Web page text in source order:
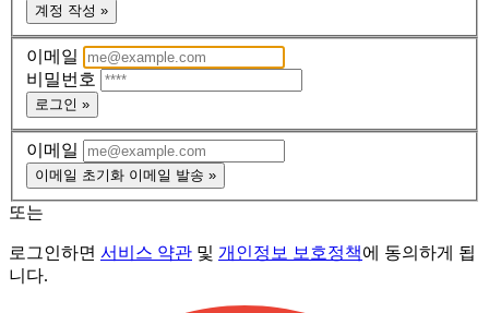
계정 작성 »
이메일
비밀번호
로그인 »
이메일
이메일 초기화 이메일 발송 »
또는
로그인하면 서비스 약관 및 개인정보 보호정책에 동의하게 됩
니다.